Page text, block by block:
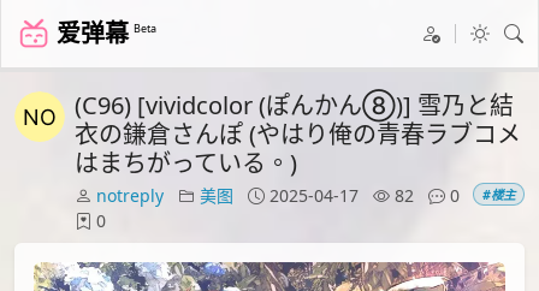
爱弹幕 Beta
(C96) [vividcolor (ぽんかん⑧)] 雪乃と結
衣の鎌倉さんぽ (やはり俺の青春ラブコメ
はまちがっている。)
notreply 美图 2025-04-17 82
0
0
#楼主